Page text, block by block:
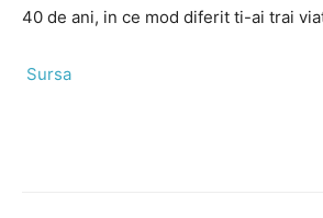
40 de ani, in ce mod diferit ti-ai trai
Sursa